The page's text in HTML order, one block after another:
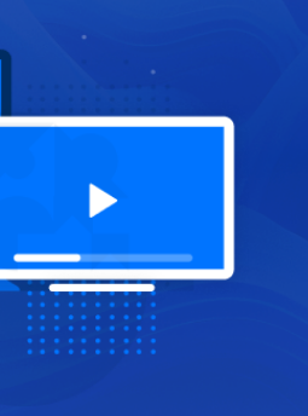
Verde),
PRM"